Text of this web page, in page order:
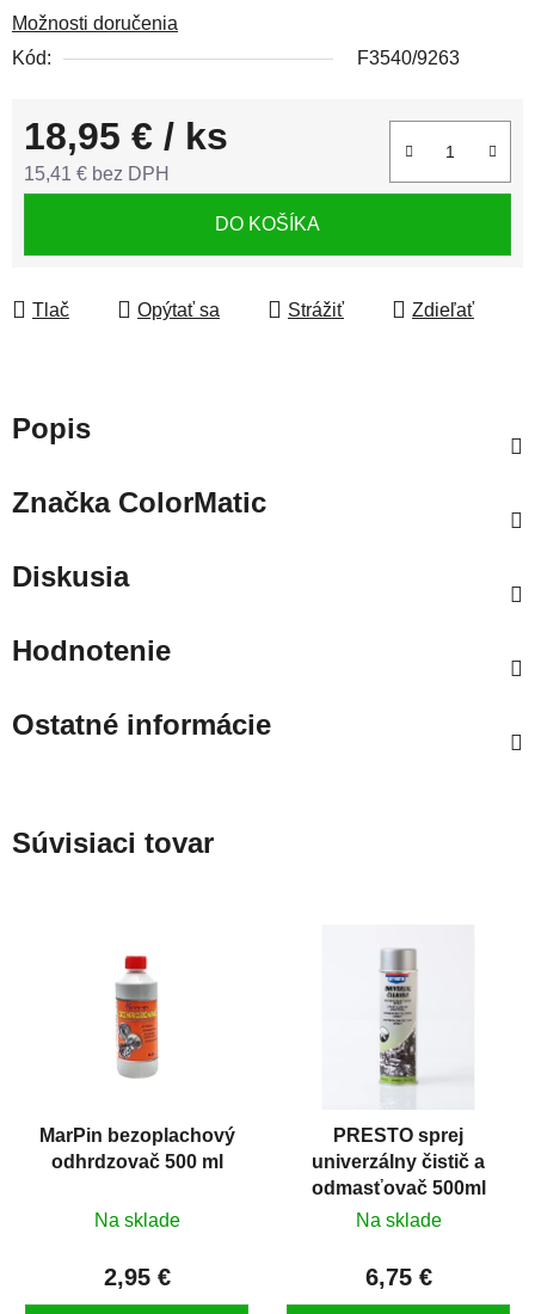
Možnosti doručenia
Kód:
F3540/9263
18,95 € / ks
15,41 € bez DPH
DO KOŠÍKA
Tlač Opýtať sa Strážiť Zdieľať
Popis
ZnačkaColorMatic
Diskusia
Hodnotenie
Ostatné informácie
Súvisiaci tovar
MarPin bezoplachový
odhrdzovač 500 ml
Na sklade
2,95 €
PRESTO sprej
univerzálny čistič a
odmasťovač 500ml
Na sklade
6,75 €